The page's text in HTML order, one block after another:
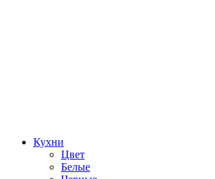
Кухни
Цвет
Белые